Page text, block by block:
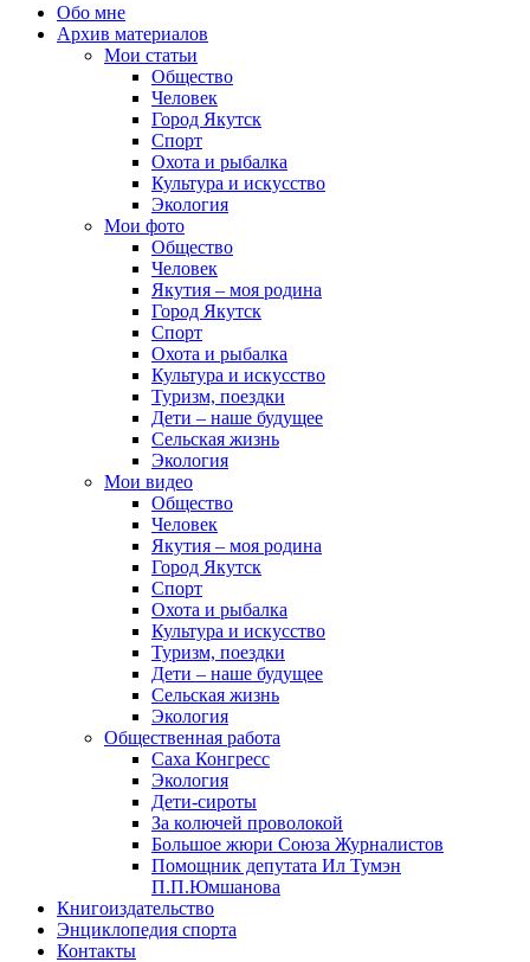
Обо мне
Архив материалов
Мои статьи
Общество
Человек
Город Якутск
Спорт
Охота и рыбалка
Культура и искусство
Экология
Мои фото
Общество
Человек
Якутия – моя родина
Город Якутск
Спорт
Охота и рыбалка
Культура и искусство
Туризм, поездки
Дети – наше будущее
Сельская жизнь
Экология
Мои видео
Общество
Человек
Якутия – моя родина
Город Якутск
Спорт
Охота и рыбалка
Культура и искусство
Туризм, поездки
Дети – наше будущее
Сельская жизнь
Экология
Общественная работа
Саха Конгресс
Экология
Дети-сироты
За колючей проволокой
Большое жюри Союза Журналистов
Помощник депутата Ил Тумэн
П.П.Юмшанова
Книгоиздательство
Энциклопедия спорта
Контакты